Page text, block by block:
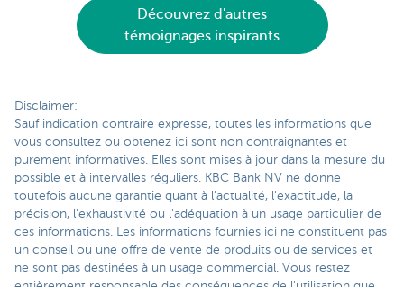
Découvrez d'autres
témoignages inspirants
Disclaimer:
Sauf indication contraire expresse, toutes les informations que
vous consultez ou obtenez ici sont non contraignantes et
purement informatives. Elles sont mises à jour dans la mesure du
possible et à intervalles réguliers. KBC Bank NV ne donne
toutefois aucune garantie quant à l'actualité, l'exactitude, la
précision, l'exhaustivité ou l'adéquation à un usage particulier de
ces informations. Les informations fournies ici ne constituent pas
un conseil ou une offre de vente de produits ou de services et
ne sont pas destinées à un usage commercial. Vous restez